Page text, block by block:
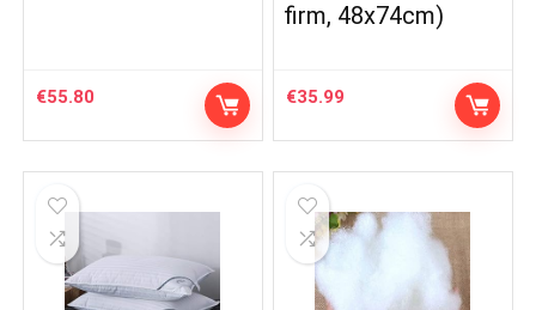
€55.80
firm, 48x74cm)
€35.99